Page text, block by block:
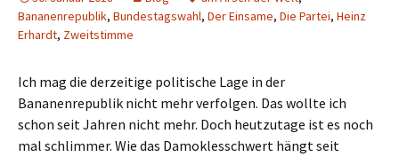
Bananenrepublik, Bundestagswahl, Der Einsame, Die Partei, Heinz
Erhardt, Zweitstimme
Ich mag die derzeitige politische Lage in der
Bananenrepublik nicht mehr verfolgen. Das wollte ich
schon seit Jahren nicht mehr. Doch heutzutage ist es noch
mal schlimmer. Wie das Damoklesschwert hängt seit